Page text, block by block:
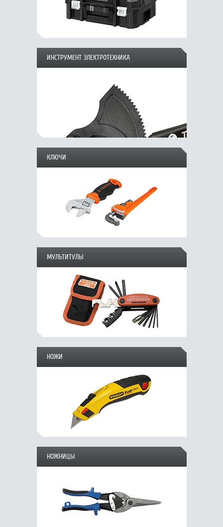
ИНСТРУМЕНТ ЭЛЕКТРОТЕХНИКА
КЛЮЧИ
МУЛЬТИТУЛЫ
НОЖИ
НОЖНИЦЫ